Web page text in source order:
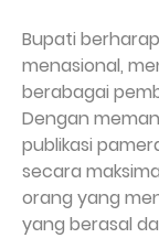
Bupati
menasional,
berabagai
Dengan
publikasi
secara
orang yang
yang berasal